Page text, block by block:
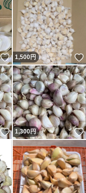
いいね！
1,500円
いいね！
1,300円